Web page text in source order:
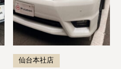
仙台本社店